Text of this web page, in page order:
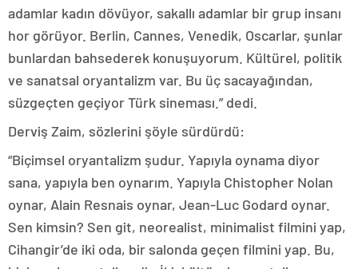
adamlar kadın dövüyor, sakallı adamlar bir grup insanı
hor görüyor. Berlin, Cannes, Venedik, Oscarlar, şunlar
bunlardan bahsederek konuşuyorum. Kültürel, politik
ve sanatsal oryantalizm var. Bu üç sacayağından,
süzgeçten geçiyor Türk sineması.” dedi.
Derviş Zaim, sözlerini şöyle sürdürdü:
“Biçimsel oryantalizm şudur. Yapıyla oynama diyor
sana, yapıyla ben oynarım. Yapıyla Chistopher Nolan
oynar, Alain Resnais oynar, Jean-Luc Godard oynar.
Sen kimsin? Sen git, neorealist, minimalist filmini yap,
Cihangir’de iki oda, bir salonda geçen filmini yap. Bu,